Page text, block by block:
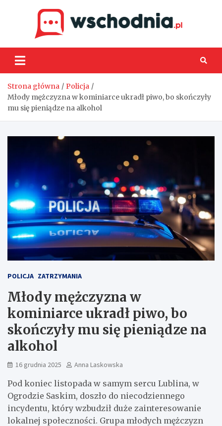
Strona główna
Policja
Młody mężczyzna w kominiarce ukradł piwo, bo skończyły
mu się pieniądze na alkohol
POLICJA ZATRZYMANIA
Młody mężczyzna w
kominiarce ukradł piwo, bo
skończyły mu się pieniądze na
alkohol
16 grudnia 2025 Anna Laskowska
Pod koniec listopada w samym sercu Lublina, w
Ogrodzie Saskim, doszło do niecodziennego
incydentu, który wzbudził duże zainteresowanie
lokalnej społeczności. Grupa młodych mężczyzn